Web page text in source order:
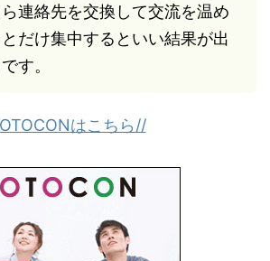
連絡先を交換して交流を温め
だけ集中するといい結果が出
す。
はこちら//